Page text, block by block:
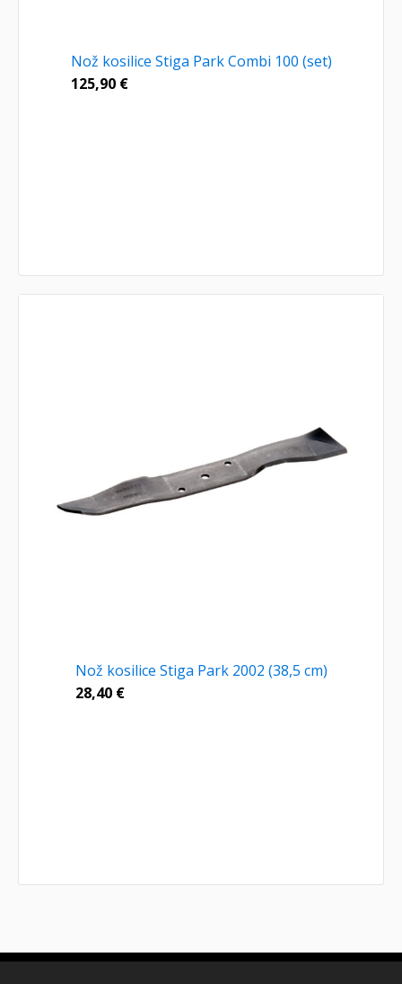
Nož kosilice Stiga Park Combi 100 (set)
125,90 €
Nož kosilice Stiga Park 2002 (38,5 cm)
28,40 €